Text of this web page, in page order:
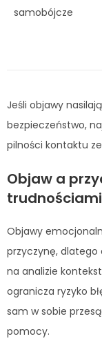
samobójcze
Jeśli objawy
bezpieczeństwo,
pilności kontaktu
Objaw a
Objawy
przyczynę, dlatego
na analizie
ogranicza ryzyko
sam w sobie
pomocy.